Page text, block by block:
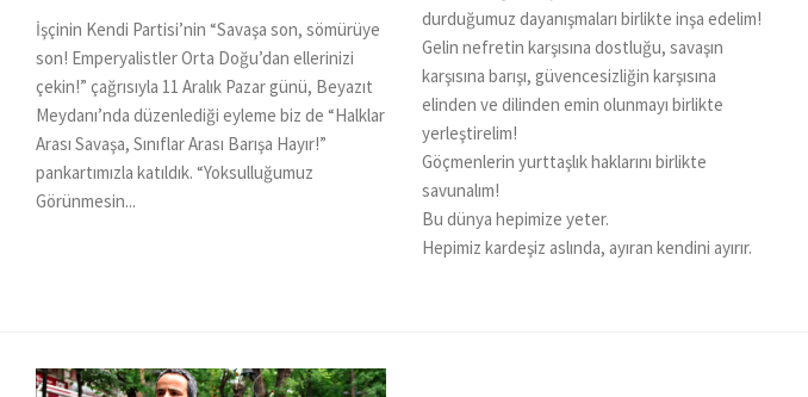
İşçinin Kendi Partisi’nin “Savaşa son, sömürüye
son! Emperyalistler Orta Doğu’dan ellerinizi
çekin!” çağrısıyla 11 Aralık Pazar günü, Beyazıt
Meydanı’nda düzenlediği eyleme biz de “Halklar
Arası Savaşa, Sınıflar Arası Barışa Hayır!”
pankartımızla katıldık. “Yoksulluğumuz
Görünmesin...
durduğumuz dayanışmaları birlikte inşa edelim!
Gelin nefretin karşısına dostluğu, savaşın
karşısına barışı, güvencesizliğin karşısına
elinden ve dilinden emin olunmayı birlikte
yerleştirelim!
Göçmenlerin yurttaşlık haklarını birlikte
savunalım!
Bu dünya hepimize yeter.
Hepimiz kardeşiz aslında, ayıran kendini ayırır.